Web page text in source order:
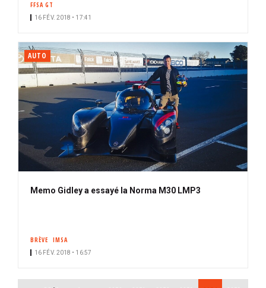
FFSA GT
16 FÉV. 2018 • 17:41
AUTO
Memo Gidley a essayé la Norma M30 LMP3
BRÈVE IMSA
16 FÉV. 2018 • 16:57